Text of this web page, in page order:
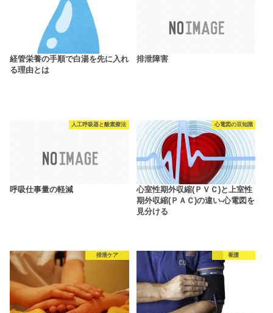
経管栄養の手順で白湯を先に入れ
る理由とは
排泄障害
人工呼吸器と酸素療法
呼吸仕事量の軽減
心電図の豆知識
心室性期外収縮(ＰＶＣ)と上室性
期外収縮(ＰＡＣ)の違い-心電図を
見分ける
排泄ケア 看護